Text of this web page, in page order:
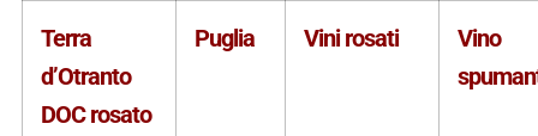
Terra
d’Otranto
DOC rosato
Puglia Vini rosati
Vino